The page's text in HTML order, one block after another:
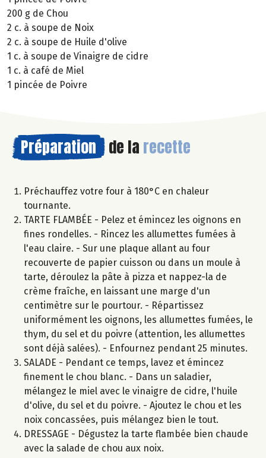
200 g de Chou
2 c. à soupe de Noix
2 c. à soupe de Huile d'olive
1 c. à soupe de Vinaigre de cidre
1 c. à café de Miel
1 pincée de Poivre
Préparation de la recette
Préchauffez votre four à 180°C en chaleur
tournante.
TARTE FLAMBÉE - Pelez et émincez les oignons en
fines rondelles. - Rincez les allumettes fumées à
l'eau claire. - Sur une plaque allant au four
recouverte de papier cuisson ou dans un moule à
tarte, déroulez la pâte à pizza et nappez-la de
crème fraîche, en laissant une marge d'un
centimètre sur le pourtour. - Répartissez
uniformément les oignons, les allumettes fumées, le
thym, du sel et du poivre (attention, les allumettes
sont déjà salées). - Enfournez pendant 25 minutes.
SALADE - Pendant ce temps, lavez et émincez
finement le chou blanc. - Dans un saladier,
mélangez le miel avec le vinaigre de cidre, l'huile
d'olive, du sel et du poivre. - Ajoutez le chou et les
noix concassées, puis mélangez bien le tout.
DRESSAGE - Dégustez la tarte flambée bien chaude
avec la salade de chou aux noix.